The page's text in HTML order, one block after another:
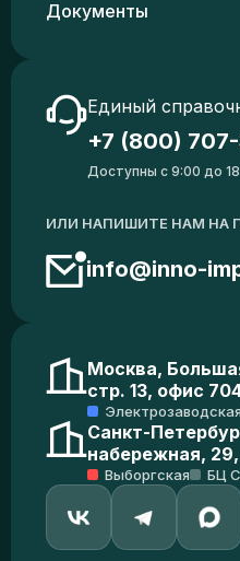
Документы
Единый
+7 (800)
Доступны с 9:00 до
ИЛИ НАПИШИТЕ НАМ НА
info@inno-
Москва,
стр. 13, офис
Электрозаводская
Санкт-
набережная,
Выборгская БЦ